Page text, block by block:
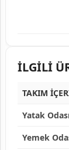
İLGİLİ
TAKIM
Yatak
Yemek